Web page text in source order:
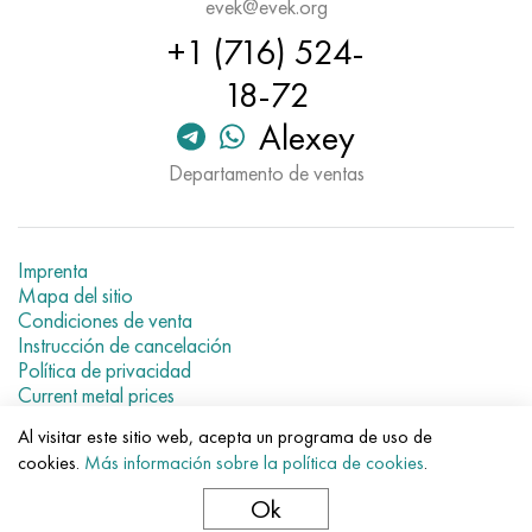
evek@evek.org
+1 (716) 524-
18-72
Alexey
Departamento de ventas
Imprenta
Mapa del sitio
Condiciones de venta
Instrucción de cancelación
Política de privacidad
Current metal prices
© 2007–2026 «Evek GmbH»
El uso de los materiales de la web sin enlaces directos para el
Al visitar este sitio web, acepta un programa de uso de
cookies. Más información sobre la política de cookies.
Ok